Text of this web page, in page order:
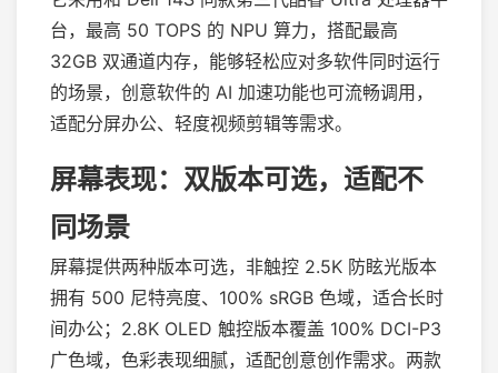
台，最高 50 TOPS 的 NPU 算力，搭配最高
32GB 双通道内存，能够轻松应对多软件同时运行
的场景，创意软件的 AI 加速功能也可流畅调用，
适配分屏办公、轻度视频剪辑等需求。
屏幕表现：双版本可选，适配不
同场景
屏幕提供两种版本可选，非触控 2.5K 防眩光版本
拥有 500 尼特亮度、100% sRGB 色域，适合长时
间办公；2.8K OLED 触控版本覆盖 100% DCI-P3
广色域，色彩表现细腻，适配创意创作需求。两款